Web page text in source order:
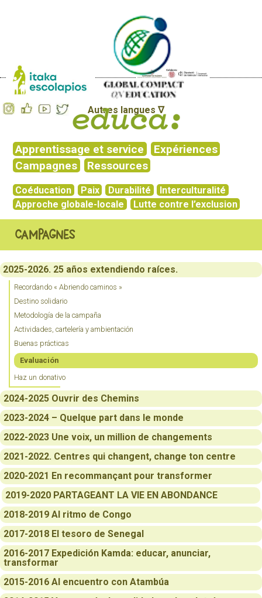
Autres langues ∇
Apprentissage et service
Expériences
Campagnes
Ressources
Coéducation Paix Durabilité
Interculturalité
Approche globale-locale
Lutte contre l’exclusion
Campagnes
2025-2026. 25 años extendiendo raíces.
Recordando « Abriendo caminos »
Destino solidario
Metodología de la campaña
Actividades, cartelería y ambientación
Buenas prácticas
Evaluación
Haz un donativo
2024-2025 Ouvrir des Chemins
2023-2024 – Quelque part dans le monde
2022-2023 Une voix, un million de changements
2021-2022. Centres qui changent, change ton centre
2020-2021 En recommançant pour transformer
2019-2020 PARTAGEANT LA VIE EN ABONDANCE
2018-2019 Al ritmo de Congo
2017-2018 El tesoro de Senegal
2016-2017 Expedición Kamda: educar, anunciar,
transformar
2015-2016 Al encuentro con Atambúa